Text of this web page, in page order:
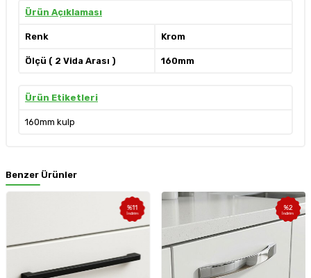
Ürün Açıklaması
Renk Krom
Ölçü ( 2 Vida Arası ) 160mm
Ürün Etiketleri
160mm kulp
Benzer Ürünler
%11
İndirim
%2
İndirim